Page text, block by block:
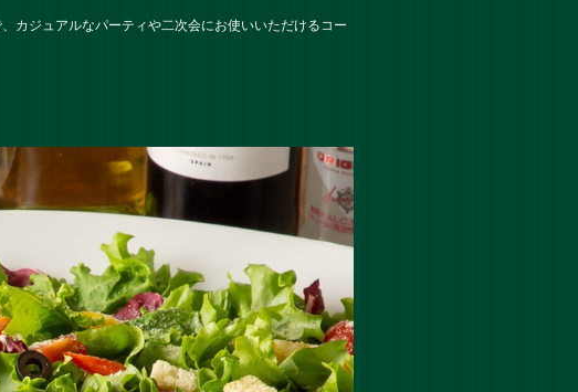
カジュアルなパーティや二次会にお使いいただけるコー